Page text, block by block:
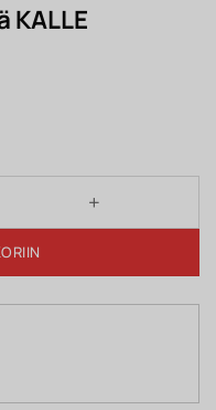
pähkinäpuu määrä